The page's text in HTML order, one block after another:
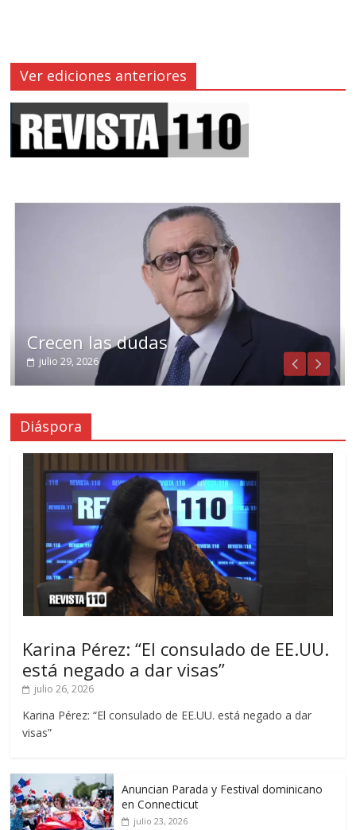
Ver ediciones anteriores
Crecen las dudas
julio 29, 2026
Diáspora
Karina Pérez: “El consulado de EE.UU.
está negado a dar visas”
julio 26, 2026
Karina Pérez: “El consulado de EE.UU. está negado a dar
visas”
Anuncian Parada y Festival dominicano
en Connecticut
julio 23, 2026